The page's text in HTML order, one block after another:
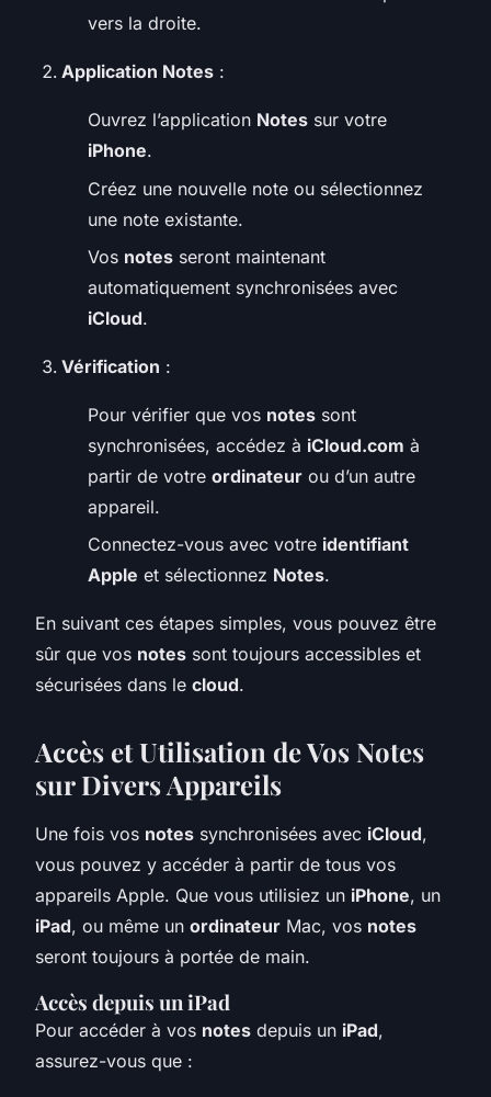
vers la droite.
Application Notes :
Ouvrez l’application Notes sur votre
iPhone.
Créez une nouvelle note ou sélectionnez
une note existante.
Vos notes seront maintenant
automatiquement synchronisées avec
iCloud.
Vérification :
Pour vérifier que vos notes sont
synchronisées, accédez à iCloud.com à
partir de votre ordinateur ou d’un autre
appareil.
Connectez-vous avec votre identifiant
Apple et sélectionnez Notes.
En suivant ces étapes simples, vous pouvez être
sûr que vos notes sont toujours accessibles et
sécurisées dans le cloud.
Accès et Utilisation de Vos Notes
sur Divers Appareils
Une fois vos notes synchronisées avec iCloud,
vous pouvez y accéder à partir de tous vos
appareils Apple. Que vous utilisiez un iPhone, un
iPad, ou même un ordinateur Mac, vos notes
seront toujours à portée de main.
Accès depuis un iPad
Pour accéder à vos notes depuis un iPad,
assurez-vous que :